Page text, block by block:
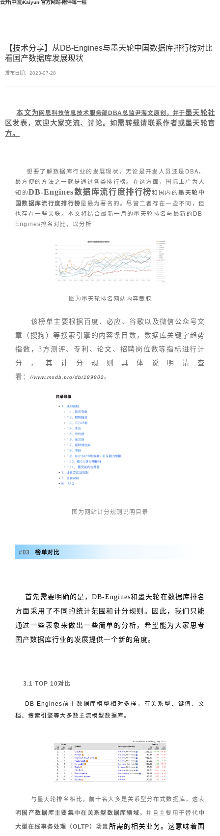
云开(中国)Kaiyun·官方网站-陪伴每一程
【技术分享】从DB-Engines与墨天轮中国数据库排行榜对比
看国产数据库发展现状
发布日期：2023-07-28
本文为 网思科技信息技术服务部DBA总监尹海文原创，并于墨天轮社
区发表，欢迎大家交流、讨论。如需转载请联系作者或墨天轮官
方。
想要了解数据库行业的发展现状，无论是开发人员还是DBA，
最方便的方法之一就是通过各类排行榜。在这方面，国际上广为人
知的DB-Engines数据库流行度排行榜和国内的墨天轮中
国数据库流行度排行榜是最为著名的。尽管二者存在一些不同，但
也存在一些关联。本文将结合最新一月的墨天轮排名与最新的DB-
Engines排名对比，以分析
图为 墨天轮排名网站内容截取
该榜单主要根据百度、必应、谷歌以及微信公众号文
章（搜狗）等搜索引擎的内容条目数，数据库关键字趋势
指数，3方测评、专利、论文、招聘岗位数等指标进行计
分，其计分规则具体说明请查
看：
//www.modb.pro/db/189802。
图为网站计分规则说明目录
#03 榜单对比
首先需要明确的是，DB-Engines和墨天轮在数据库排名
方面采用了不同的统计范围和计分规则。因此，我们只能
通过一些表象来做出一些简单的分析，希望能为大家思考
国产数据库行业的发展提供一个新的角度。
3.1 TOP 10对比
DB-Engines前十数据库模型相对多样，有关系型、键值、文
档、搜索引擎等大多数主流模型数据库。
与墨天轮排名相比，前十名大多是关系型分布式数据库，这表
明 国产数据库主要集中在关系型数据库领域，并且主要用于替代中
大型在线事务处理（OLTP）场景 所需的相关业务。这意味着国